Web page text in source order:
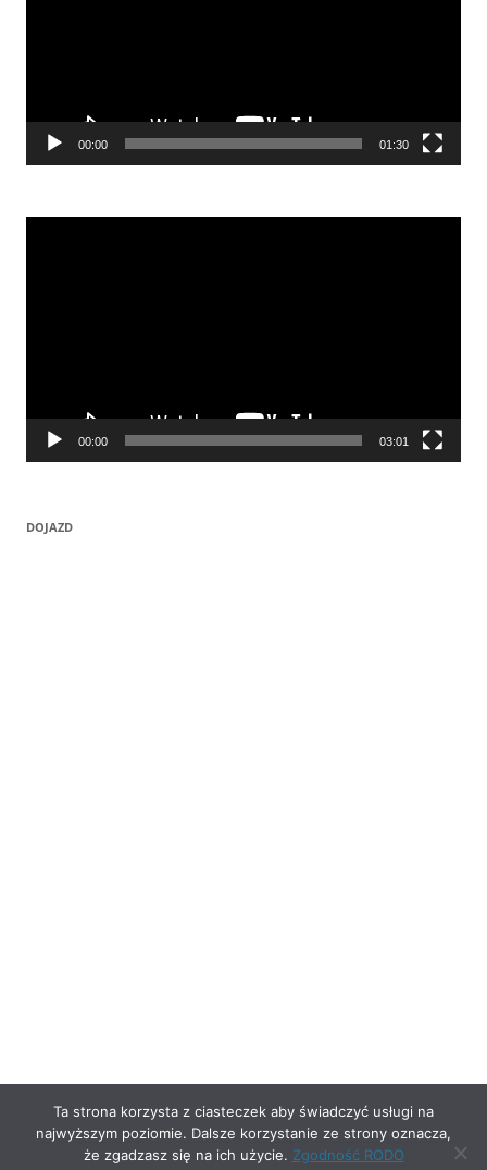
00:00 01:30
Odtwarzacz
00:00 03:01
DOJAZD
Ta strona korzysta z ciasteczek aby świadczyć usługi na
najwyższym poziomie. Dalsze korzystanie ze strony oznacza,
że zgadzasz się na ich użycie. Zgodność RODO